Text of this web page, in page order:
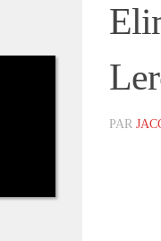
PAR